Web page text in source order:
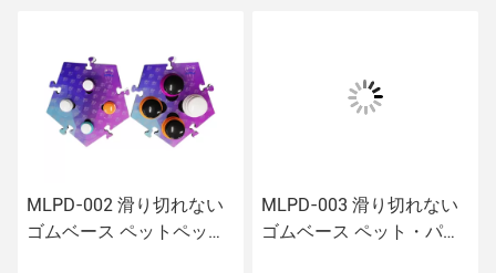
MLPD-002 滑り切れない
ゴムベース ペットペット
MLPD-003 滑り切れない
ゴムベース ペット・パッ